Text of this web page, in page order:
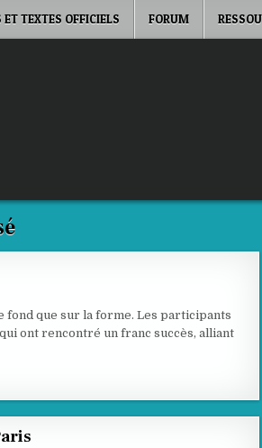
TEXTES OFFICIELS FORUM
fond que sur la forme. Les participants
ont rencontré un franc succès, alliant